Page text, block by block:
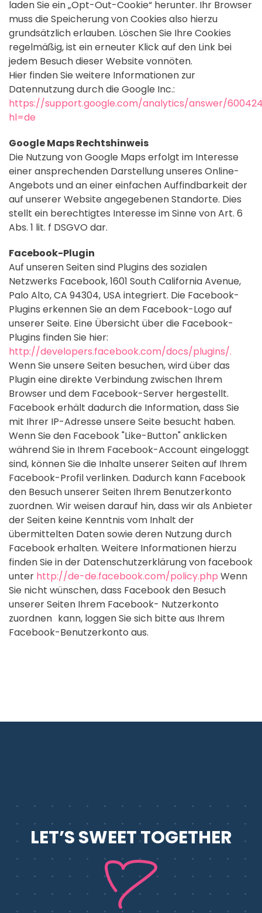
laden Sie ein „Opt-Out-Cookie“ herunter. Ihr Browser
muss die Speicherung von Cookies also hierzu
grundsätzlich erlauben. Löschen Sie Ihre Cookies
regelmäßig, ist ein erneuter Klick auf den Link bei
jedem Besuch dieser Website vonnöten.
Hier finden Sie weitere Informationen zur
Datennutzung durch die Google Inc.:
https://support.google.com/analytics/answer/
hl=de
Google Maps Rechtshinweis
Die Nutzung von Google Maps erfolgt im Interesse
einer ansprechenden Darstellung unseres Online-
Angebots und an einer einfachen Auffindbarkeit der
auf unserer Website angegebenen Standorte. Dies
stellt ein berechtigtes Interesse im Sinne von Art. 6
Abs. 1 lit. f DSGVO dar.
Facebook-Plugin
Auf unseren Seiten sind Plugins des sozialen
Netzwerks Facebook, 1601 South California Avenue,
Palo Alto, CA 94304, USA integriert. Die Facebook-
Plugins erkennen Sie an dem Facebook-Logo auf
unserer Seite. Eine Übersicht über die Facebook-
Plugins finden Sie hier:
http://developers.facebook.com/docs/plugins/.
Wenn Sie unsere Seiten besuchen, wird über das
Plugin eine direkte Verbindung zwischen Ihrem
Browser und dem Facebook-Server hergestellt.
Facebook erhält dadurch die Information, dass Sie
mit Ihrer IP-Adresse unsere Seite besucht haben.
Wenn Sie den Facebook "Like-Button" anklicken
während Sie in Ihrem Facebook-Account eingeloggt
sind, können Sie die Inhalte unserer Seiten auf Ihrem
Facebook-Profil verlinken. Dadurch kann Facebook
den Besuch unserer Seiten Ihrem Benutzerkonto
zuordnen. Wir weisen darauf hin, dass wir als Anbieter
der Seiten keine Kenntnis vom Inhalt der
übermittelten Daten sowie deren Nutzung durch
Facebook erhalten. Weitere Informationen hierzu
finden Sie in der Datenschutzerklärung von facebook
unter http://de-de.facebook.com/policy.php Wenn
Sie nicht wünschen, dass Facebook den Besuch
unserer Seiten Ihrem Facebook- Nutzerkonto
zuordnen kann, loggen Sie sich bitte aus Ihrem
Facebook-Benutzerkonto aus.
LET’S SWEETTOGETHER